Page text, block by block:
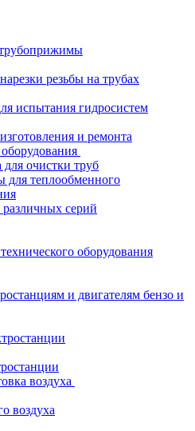
резьбы на трубах
испытания гидросистем
и ремонта
для очистки труб
для теплообменного
серий
оборудования
и двигателям бензо и
воздуха
воздуха